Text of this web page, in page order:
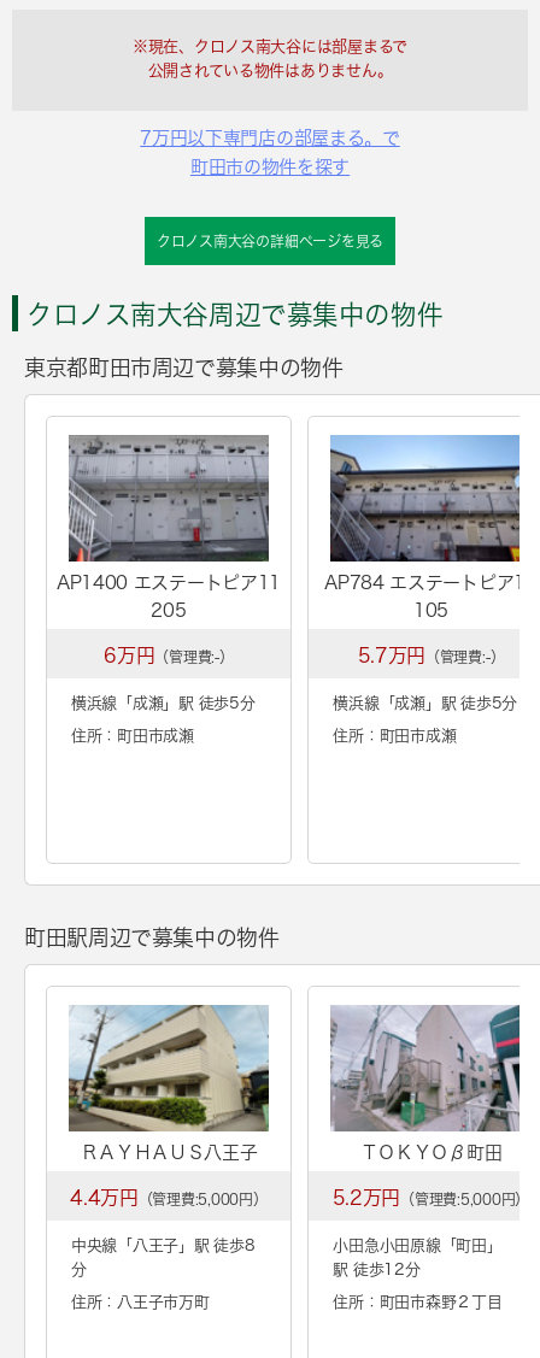
※現在、クロノス南大谷には部屋まるで
公開されている物件はありません。
7万円以下専門店の部屋まる。で
町田市の物件を探す
クロノス南大谷の詳細ページを見る
クロノス南大谷周辺で募集中の物件
東京都町田市周辺で募集中の物件
AP1400 エステートピア11
205
6万円 （管理費:-）
横浜線「 成瀬」駅 徒歩5分
住所：町田市成瀬
AP784 エステートピア11
105
5.7万円 （管理費:-）
横浜線「 成瀬」駅 徒歩5分
住所：町田市成瀬
町田駅周辺で募集中の物件
ＲＡＹＨＡＵＳ八王子
4.4万円 （管理費:5,000円）
中央線「 八王子 」駅 徒歩8
分
住所：八王子市万町
ＴＯＫＹＯβ町田
5.2万円 （管理費:5,000円）
小田急小田原線「 町田 」
駅 徒歩12分
住所：町田市森野２丁目